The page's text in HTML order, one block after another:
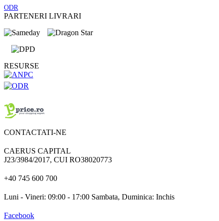
ODR
PARTENERI LIVRARI
RESURSE
CONTACTATI-NE
CAERUS CAPITAL
J23/3984/2017, CUI RO38020773
+40 745 600 700
Luni - Vineri: 09:00 - 17:00 Sambata, Duminica: Inchis
Facebook